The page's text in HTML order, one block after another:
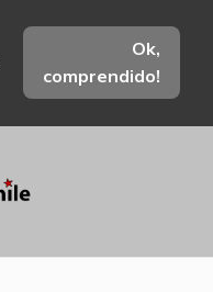
Ok,
comprendido!